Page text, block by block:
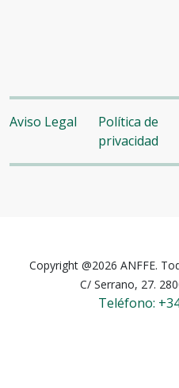
Aviso Legal
Política de
privacidad
Copyright @2026 ANFFE.
C/ Serrano, 27.
Teléfono: